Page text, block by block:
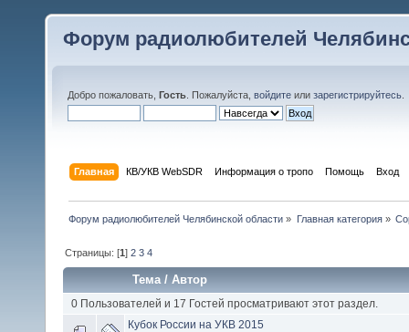
Форум радиолюбителей
Добро пожаловать, Гость . Пожалуйста, войдите или зарегистрируйтесь
Главная КВ/УКВ WebSDR Информация о тропо Помощь Вход
Форум радиолюбителей Челябинской области » Главная категория»
Страницы: [1]2 3 4
Тема/Автор
0 Пользователей и 17 Гостей просматривают этот раздел.
Кубок России на УКВ 2015